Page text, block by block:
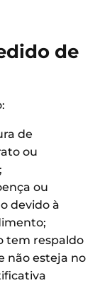
de
de
ou
ou
devido à
tem respaldo
não esteja no